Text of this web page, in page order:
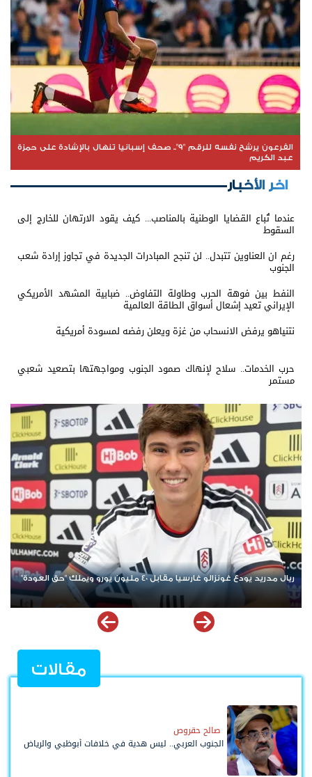
الفرعون يرشح نفسه للرقم "9".. صحف إسبانيا تنهال بالإشادة على حمزة
عبد الكريم
اخر الأخبار
عندما تُباع القضايا الوطنية بالمناصب... كيف يقود الارتهان للخارج إلى
السقوط
رغم ان العناوين تتبدل.. لن تنجح المبادرات الجديدة في تجاوز إرادة شعب
الجنوب
النفط بين فوهة الحرب وطاولة التفاوض.. ضبابية المشهد الأمريكي
الإيراني تعيد إشعال أسواق الطاقة العالمية
نتنياهو يرفض الانسحاب من غزة ويعلن رفضه لمسودة أمريكية
حرب الخدمات.. سلاح لإنهاك صمود الجنوب ومواجهتها بتصعيد شعبي
مستمر
منافس إسباني يهدد طموح برشلونة في ضم عز الدين أوناحي هل تتم
الصفقة مقابل 10 ملايين يورو؟
مقالات
صالح حقروص
الجنوب العربي.. ليس هدية في خلافات أبوظبي والرياض